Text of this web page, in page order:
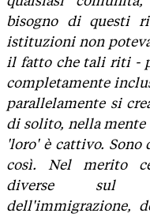
bisogno di questi
istituzioni non
il fatto che tali riti -
completamente
parallelamente si
di solito, nella
'loro' è cattivo. Sono
così. Nel merito
diverse sul
dell'immigrazione,